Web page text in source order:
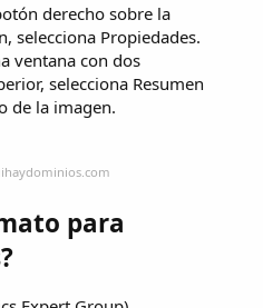
derecho sobre la
selecciona Propiedades.
ventana con dos
selecciona Resumen
de la imagen.
para